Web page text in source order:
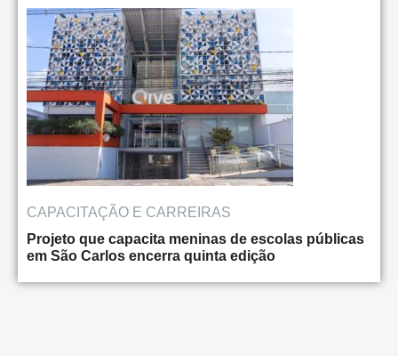
CAPACITAÇÃO E CARREIRAS
Projeto que capacita meninas de escolas públicas
em São Carlos encerra quinta edição